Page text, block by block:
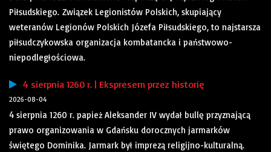
Piłsudskiego. Związek Legionistów Polskich, skupiający
weteranów Legionów Polskich Józefa Piłsudskiego, to najstarsza
piłsudczykowska organizacja kombatancka i państwowo-
niepodległościowa.
4 sierpnia 1260 r. | Ekspresem przez historię
2026-08-04
4 sierpnia 1260 r. papież Aleksander IV wydał bullę przyznającą
prawo organizowania w Gdańsku dorocznych jarmarków
świętego Dominika. Jarmark był imprezą religijno-kulturalną.